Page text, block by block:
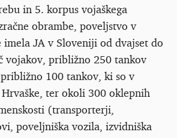
in 5. korpus vojaškega
obrambe, poveljstvo v
imela JA v Sloveniji od dvajset do
vojakov, približno 250 tankov
100 tankov, ki so v
ter okoli 300 oklepnih
(transporterji,
poveljniška vozila, izvidniška